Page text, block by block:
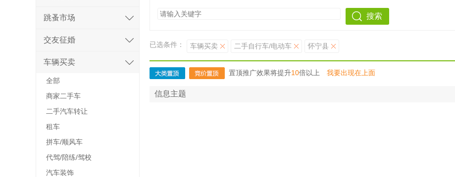
搜索
已选条件： 车辆买卖 二手自行车/电动车 怀宁县
置顶推广效果将提升10倍以上 我要出现在上面
信息主题
跳蚤市场
交友征婚
车辆买卖
全部
商家二手车
二手汽车转让
租车
拼车/顺风车
代驾/陪练/驾校
汽车装饰